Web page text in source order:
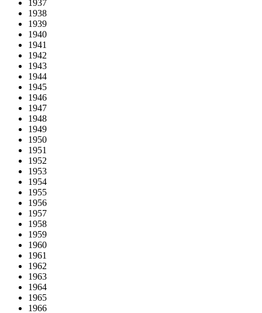
1937
1938
1939
1940
1941
1942
1943
1944
1945
1946
1947
1948
1949
1950
1951
1952
1953
1954
1955
1956
1957
1958
1959
1960
1961
1962
1963
1964
1965
1966